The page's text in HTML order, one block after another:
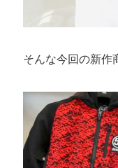
そんな今回の新作